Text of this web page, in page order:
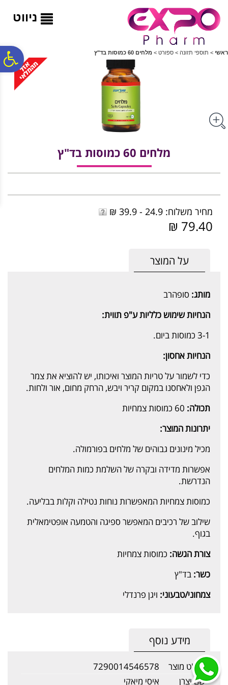
ניווט
ראשי > תוספי תזונה > ספורט > מלחים 60 כמוסות בד"ץ
מלחים 60 כמוסות בד"ץ
מחיר משלוח: 24.9 - 39.9 ₪
79.40 ₪
על המוצר
מותג: סופהרב
הנחיות שימוש כלליות ע"פ תווית:
3-1 כמוסות ביום.
הנחיות אחסון:
כדי לשמור על טריות המוצר ואיכותו, יש להוציא את צמר
הגפן ולאחסנו במקום קריר ויבש, הרחק מחום, אור ולחות.
תכולה:
יתרונות המוצר:
מכיל מינונים גבוהים של מלחים בפורמולה.
אפשרות מדידה ובקרה של השלמת כמות המלחים
הנדרשת.
כמוסות צמחיות המאפשרות נוחות נטילה וקלות בבליעה.
שילוב של רכיבים המאפשר ספיגה והטמעה אופטימאלית
בגוף.
צורת הגשה: כמוסות צמחיות
כשר: בד"ץ
צמחוני/טבעוני: ויגן פרנדלי
מידע נוסף
מק"ט מוצר
7290014546578
שם יצרן
איסי מיאקי